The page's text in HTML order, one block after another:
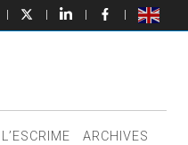
| | | |
ARCHIVES